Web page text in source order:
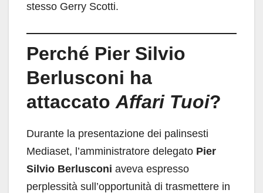
stesso Gerry Scotti.
Perché Pier Silvio
Berlusconi ha
attaccato Affari Tuoi?
Durante la presentazione dei palinsesti
Mediaset, l’amministratore delegato Pier
Silvio Berlusconi aveva espresso
perplessità sull’opportunità di trasmettere in